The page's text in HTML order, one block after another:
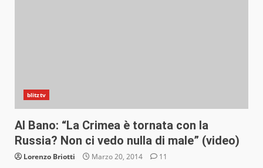
blitztv
Al Bano: “La Crimea è tornata con la
Russia? Non ci vedo nulla di male” (video)
Lorenzo Briotti Marzo 20, 2014 11